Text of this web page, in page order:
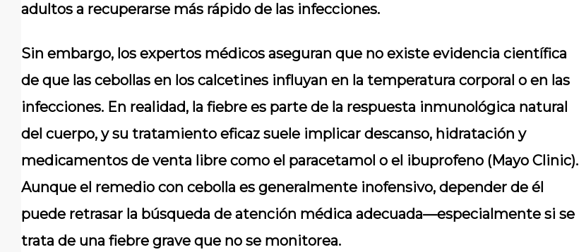
adultos a recuperarse más rápido de las infecciones.
Sin embargo, los expertos médicos aseguran que no existe evidencia científica
de que las cebollas en los calcetines influyan en la temperatura corporal o en las
infecciones. En realidad, la fiebre es parte de la respuesta inmunológica natural
del cuerpo, y su tratamiento eficaz suele implicar descanso, hidratación y
medicamentos de venta libre como el paracetamol o el ibuprofeno (Mayo Clinic).
Aunque el remedio con cebolla es generalmente inofensivo, depender de él
puede retrasar la búsqueda de atención médica adecuada—especialmente si se
trata de una fiebre grave que no se monitorea.